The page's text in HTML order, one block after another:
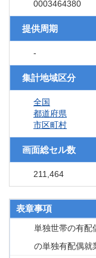
0003464380
提供周期
-
集計地域区分
全国
都道府県
市区町村
画面総セル数
211,464
表章事項
単独世帯の有配
の単独有配偶就